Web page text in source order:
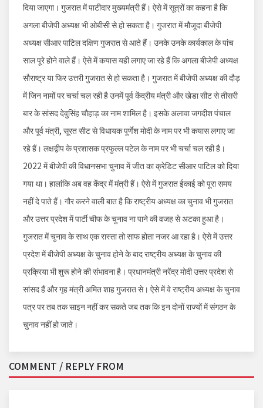
दिया जाएगा। गुजरात में पाटीदार मुख्यमंत्री हैं। ऐसे में सूत्रों का कहना है कि
अगला बीजेपी अध्यक्ष भी ओबीसी से हो सकता है। गुजरात में मौजूदा बीजेपी
अध्यक्ष सीआर पाटिल दक्षिण गुजरात से आते हैं। उनके उनके कार्यकाल के पांच
साल पूरे होने वाले हैं। ऐसे में कयास यही लगाए जा रहे हैं कि अगला बीजेपी अध्यक्ष
सौराष्ट्र या फिर उत्तरी गुजरात से हो सकता है। गुजरात में बीजेपी अध्यक्ष की दौड़
में जिन नामों पर चर्चा चल रही है उनमें पूर्व केंद्रीय मंत्री और खेडा सीट से तीसरी
बार के सांसद देवुसिंह चौहाड़ का नाम शामिल है। इसके अलावा जगदीश पंचाल
और पूर्व मंत्री, सूरत सीट से विधायक पूर्णेश मोदी के नाम पर भी कयास लगाए जा
रहे हैं। लक्षद्वीप के प्रशासक प्रफुल्ल पटेल के नाम पर भी चर्चा चल रही है।
2022 में बीजेपी की विधानसभा चुनाव में जीत का क्रेडिट सीआर पाटिल को दिया
गया था। हालांकि अब वह केंद्र में मंत्री हैं। ऐसे में गुजरात ईकाई को पूरा समय
नहीं दे पाते हैं। गौर करने वाली बात है कि राष्ट्रीय अध्यक्ष का चुनाव भी गुजरात
और उत्तर प्रदेश में पार्टी चीफ के चुनाव ना पाने की वजह से अटका हुआ है।
गुजरात में चुनाव के साथ एक रास्ता तो साफ होता नजर आ रहा है। ऐसे में उत्तर
प्रदेश में बीजेपी अध्यक्ष के चुनाव होने के बाद राष्ट्रीय अध्यक्ष के चुनाव की
प्रक्रिया भी शुरू होने की संभावना है। प्रधानमंत्री नरेंद्र मोदी उत्तर प्रदेश से
सांसद हैं और गृह मंत्री अमित शाह गुजरात से। ऐसे में वे राष्ट्रीय अध्यक्ष के चुनाव
पत्र पर तब तक साइन नहीं कर सकते जब तक कि इन दोनों राज्यों में संगठन के
चुनाव नहीं हो जाते।
COMMENT / REPLY FROM